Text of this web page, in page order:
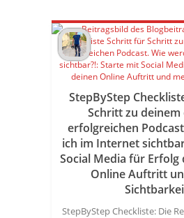
StepByStep
Schritt zu deinem
erfolgreichen
ich im Internet
Social Media für Erfolg
Online Auftritt
StepByStep Checkliste: Die